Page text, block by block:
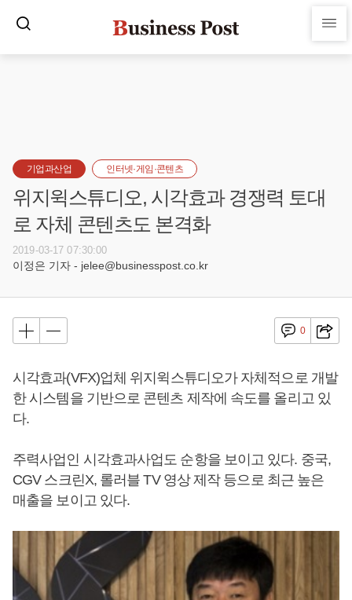
기업과산업 인터넷·게임·콘텐츠
위지윅스튜디오, 시각효과 경쟁력 토대
로 자체 콘텐츠도 본격화
2019-03-17 07:30:00
이정은 기자 - jelee@businesspost.co.kr
0
시각효과(VFX)업체 위지윅스튜디오가 자체적으로 개발
한 시스템을 기반으로 콘텐츠 제작에 속도를 올리고 있
다.
주력사업인 시각효과사업도 순항을 보이고 있다. 중국,
CGV 스크린X, 롤러블 TV 영상 제작 등으로 최근 높은
매출을 보이고 있다.